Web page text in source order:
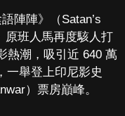
陣陣》（Satan’s
原班人馬再度駭人打
熱潮，吸引近 640 萬
一舉登上印尼影史
）票房巔峰。